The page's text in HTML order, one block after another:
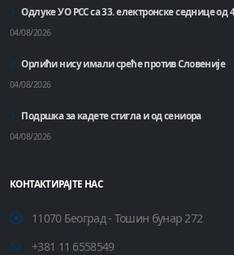
Одлуке УО РСС са 33. електронске седнице од
04/08/2026
Орлићи нису имали среће против Словеније
04/08/2026
Подршка за кадете стигла и од сениора
04/08/2026
КОНТАКТИРАЈТЕ НАС
11070 Београд - Тошин бунар 272
+381 11 6558549